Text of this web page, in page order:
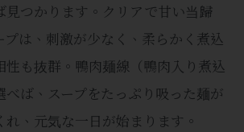
見つかります。クリアで甘い当歸
プは、刺激が少なく、柔らかく煮込
性も抜群。鴨肉麺線（鴨肉入り煮込
べば、スープをたっぷり吸った麺が
、元気な一日が始まります。